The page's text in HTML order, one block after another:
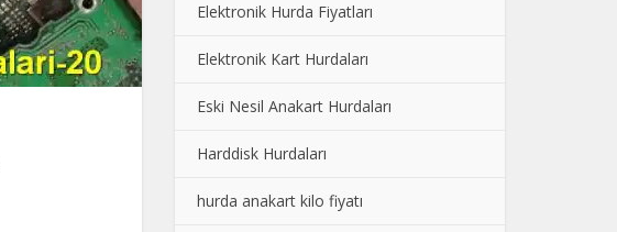
Elektronik Hurda Fiyatları
Elektronik Kart Hurdaları
Eski Nesil Anakart Hurdaları
Harddisk Hurdaları
hurda anakart kilo fiyatı